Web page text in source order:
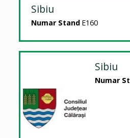
Sibiu
Numar Stand E160
Sibiu
Numar